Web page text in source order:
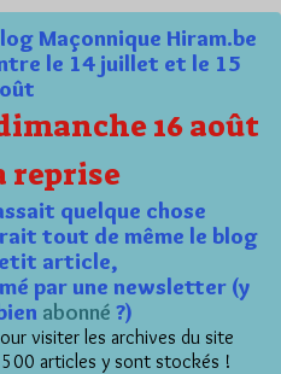
Maçonnique Hiram.be
le 14 juillet et le 15
16 août
reprise
quelque chose
tout de même le blog
article,
par une newsletter (y
abonné ?)
visiter les archives du site
articles y sont stockés !